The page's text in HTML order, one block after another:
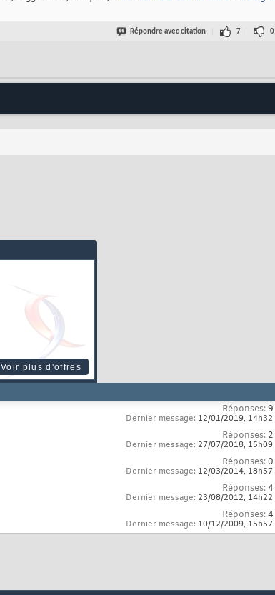
Répondre avec citation 7 0
Voir plus d'offres
Réponses:9
Dernier message: 12/01/2019, 14h32
Réponses: 2
Dernier message: 27/07/2018, 15h09
Réponses:0
Dernier message: 12/03/2014, 18h57
Réponses:4
Dernier message: 23/08/2012, 14h22
Réponses:4
Dernier message: 10/12/2009, 15h57